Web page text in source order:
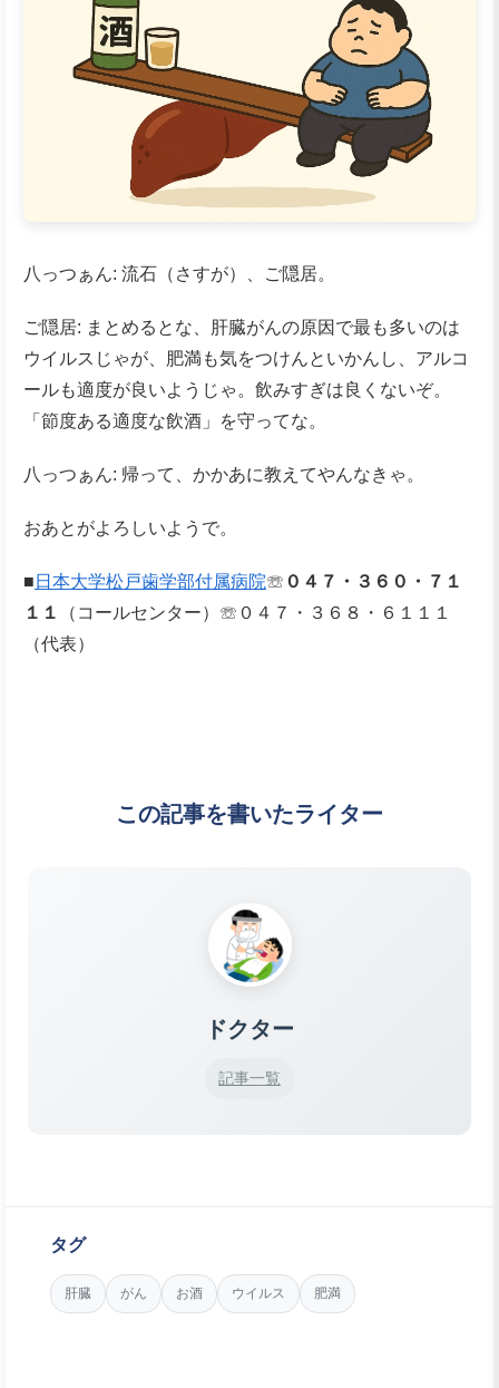
八っつぁん: 流石（さすが）、ご隠居。
ご隠居: まとめるとな、肝臓がんの原因で最も多いのは
ウイルスじゃが、肥満も気をつけんといかんし、アルコ
ールも適度が良いようじゃ。飲みすぎは良くないぞ。
「節度ある適度な飲酒」を守ってな。
八っつぁん: 帰って、かかあに教えてやんなきゃ。
おあとがよろしいようで。
■ 日本大学松戸歯学部付属病院☏ ０４７・３６０・７１
１１
（コールセンター）☏０４７・３６８・６１１１
（代表）
この記事を書いたライター
ドクター
記事一覧
タグ
肝臓 がん お酒 ウイルス 肥満